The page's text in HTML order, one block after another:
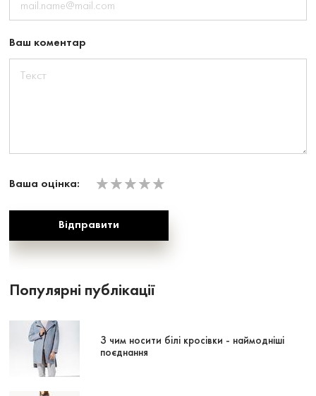
Ваш коментар
Ваша оцінка:
Популярні публікації
З чим носити білі кросівки - наймодніші
поєднання